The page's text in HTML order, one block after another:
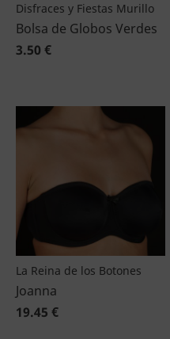
Disfraces y Fiestas Murillo
Bolsa de Globos Verdes
3.50 €
La Reina de los Botones
Joanna
19.45 €